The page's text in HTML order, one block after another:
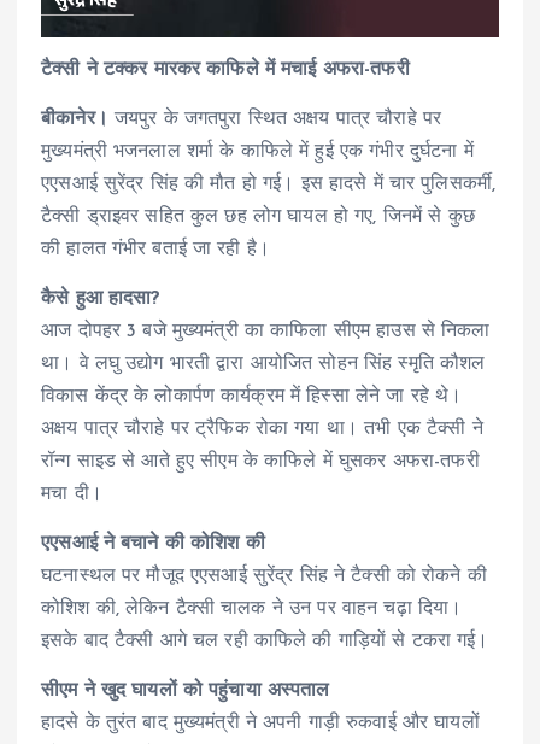
टैक्सी ने टक्कर मारकर काफिले में मचाई अफरा-तफरी
बीकानेर।
जयपुर के जगतपुरा स्थित अक्षय पात्र चौराहे पर
मुख्यमंत्री भजनलाल शर्मा के काफिले में हुई एक गंभीर दुर्घटना में
एएसआई सुरेंद्र सिंह की मौत हो गई। इस हादसे में चार पुलिसकर्मी,
टैक्सी ड्राइवर सहित कुल छह लोग घायल हो गए, जिनमें से कुछ
की हालत गंभीर बताई जा रही है।
कैसे हुआ हादसा?
आज दोपहर 3 बजे मुख्यमंत्री का काफिला सीएम हाउस से निकला
था। वे लघु उद्योग भारती द्वारा आयोजित सोहन सिंह स्मृति कौशल
विकास केंद्र के लोकार्पण कार्यक्रम में हिस्सा लेने जा रहे थे।
अक्षय पात्र चौराहे पर ट्रैफिक रोका गया था। तभी एक टैक्सी ने
रॉन्ग साइड से आते हुए सीएम के काफिले में घुसकर अफरा-तफरी
मचा दी।
एएसआई ने बचाने की कोशिश की
घटनास्थल पर मौजूद एएसआई सुरेंद्र सिंह ने टैक्सी को रोकने की
कोशिश की, लेकिन टैक्सी चालक ने उन पर वाहन चढ़ा दिया।
इसके बाद टैक्सी आगे चल रही काफिले की गाड़ियों से टकरा गई।
सीएम ने खुद घायलों को पहुंचाया अस्पताल
हादसे के तुरंत बाद मुख्यमंत्री ने अपनी गाड़ी रुकवाई और घायलों